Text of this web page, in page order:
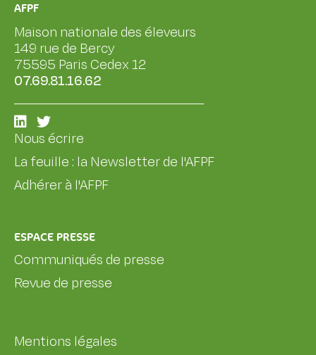
AFPF
Maison nationale des éleveurs
149 rue de Bercy
75595 Paris Cedex 12
07.69.81.16.62
Nous écrire
La feuille : la Newsletter de l'AFPF
Adhérer à l'AFPF
ESPACE PRESSE
Communiqués de presse
Revue de presse
Mentions légales